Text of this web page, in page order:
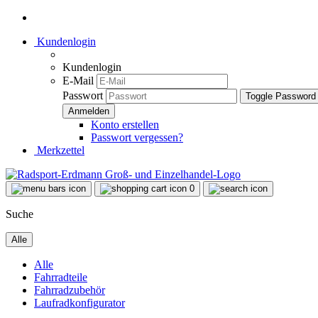
Kundenlogin
Kundenlogin
E-Mail
Passwort
Toggle
Konto erstellen
Passwort vergessen?
Merkzettel
0
Suche
Alle
Alle
Fahrradteile
Fahrradzubehör
Laufradkonfigurator